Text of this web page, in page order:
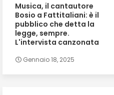
Musica, il cantautore
Bosio a Fattitaliani: è il
pubblico che detta la
legge, sempre.
L'intervista canzonata
Gennaio 18, 2025